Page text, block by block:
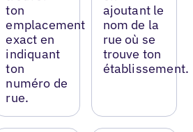
ton
emplacement
exact en
indiquant
ton
numéro de
rue.
ajoutant le
nom de la
rue où se
trouve ton
établissement.